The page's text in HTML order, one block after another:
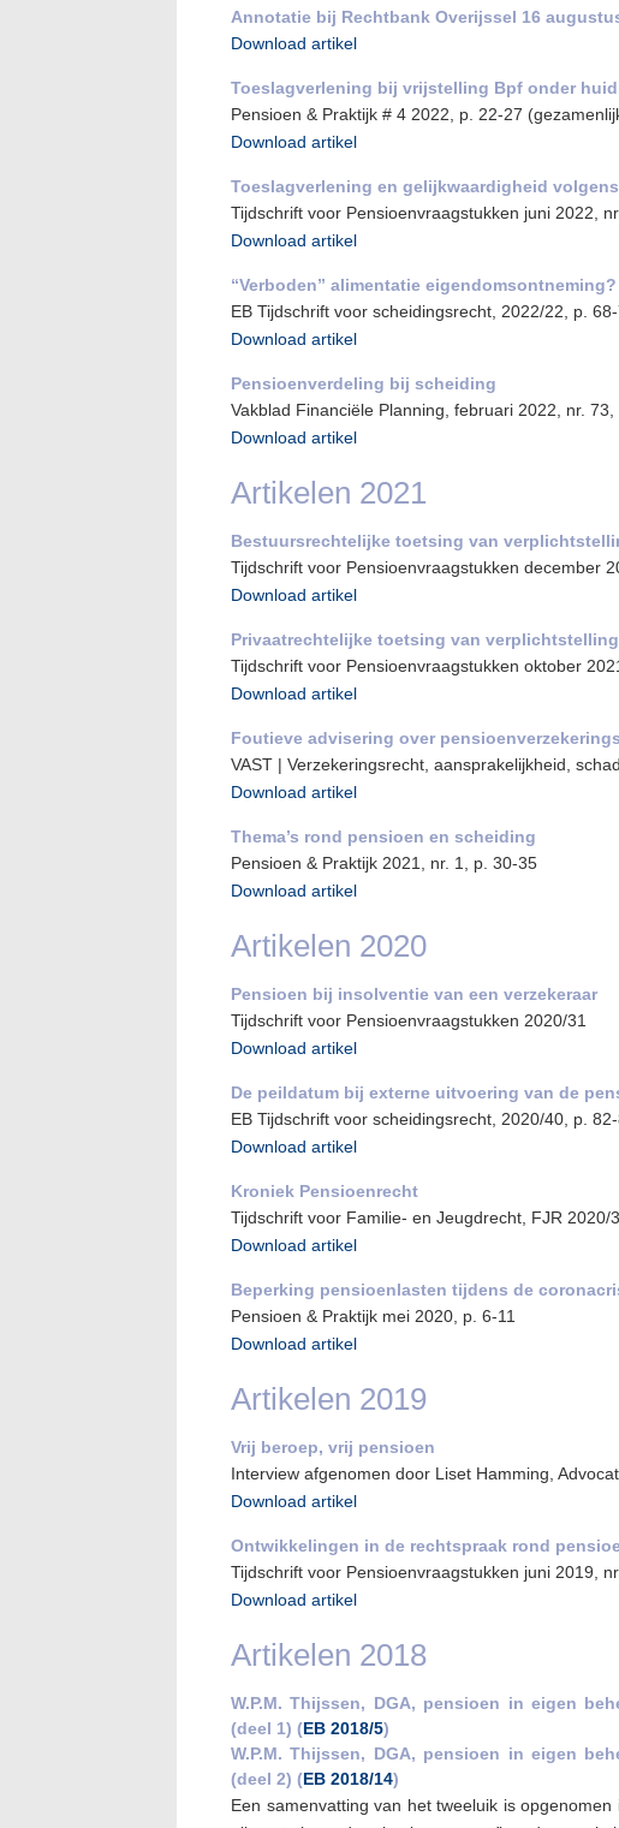
Annotatie bij Rechtbank Overijssel 16
Download artikel
Toeslagverlening bij vrijstelling Bpf onder
Pensioen & Praktijk # 4 2022, p. 22-27
Download artikel
Toeslagverlening en gelijkwaardigheid
Tijdschrift voor Pensioenvraagstukken juni 2022,
Download artikel
“Verboden” alimentatie eigendomsontneming?
EB Tijdschrift voor scheidingsrecht, 2022/22, p.
Download artikel
Pensioenverdeling bij scheiding
Vakblad Financiële Planning, februari 2022, nr. 73,
Download artikel
Artikelen 2021
Bestuursrechtelijke toetsing van
Tijdschrift voor Pensioenvraagstukken december
Download artikel
Privaatrechtelijke toetsing van
Tijdschrift voor Pensioenvraagstukken oktober
Download artikel
Foutieve advisering over
VAST | Verzekeringsrecht, aansprakelijkheid,
Download artikel
Thema’s rond pensioen en scheiding
Pensioen & Praktijk 2021, nr. 1, p. 30-35
Download artikel
Artikelen 2020
Pensioen bij insolventie van een verzekeraar
Tijdschrift voor Pensioenvraagstukken 2020/31
Download artikel
De peildatum bij externe uitvoering van de
EB Tijdschrift voor scheidingsrecht, 2020/40, p.
Download artikel
Kroniek Pensioenrecht
Tijdschrift voor Familie- en Jeugdrecht, FJR
Download artikel
Beperking pensioenlasten tijdens de
Pensioen & Praktijk mei 2020, p. 6-11
Download artikel
Artikelen 2019
Vrij beroep, vrij pensioen
Interview afgenomen door Liset Hamming,
Download artikel
Ontwikkelingen in de rechtspraak rond
Tijdschrift voor Pensioenvraagstukken juni 2019,
Download artikel
Artikelen 2018
W.P.M. Thijssen, DGA, pensioen in eigen
(deel 1) (EB 2018/5)
W.P.M. Thijssen, DGA, pensioen in eigen
(deel 2) (EB 2018/14)
Een samenvatting van het tweeluik is